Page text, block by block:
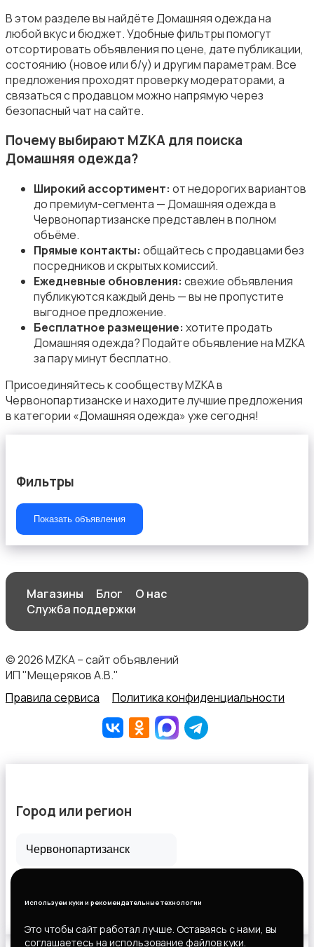
Спецодежда
Спортивная одежда
Футболки и поло
Штаны и шорты
Другое
В этом разделе вы найдёте Домашняя одежда на
любой вкус и бюджет. Удобные фильтры помогут
отсортировать объявления по цене, дате публикации,
состоянию (новое или б/у) и другим параметрам. Все
предложения проходят проверку модераторами, а
связаться с продавцом можно напрямую через
безопасный чат на сайте.
Почему выбирают MZKA для поиска
Домашняя одежда?
Широкий ассортимент: от недорогих вариантов
до премиум-сегмента — Домашняя одежда в
Червонопартизанске представлен в полном
объёме.
Прямые контакты: общайтесь с продавцами без
посредников и скрытых комиссий.
Ежедневные обновления: свежие объявления
публикуются каждый день — вы не пропустите
выгодное предложение.
Бесплатное размещение: хотите продать
Домашняя одежда? Подайте объявление на MZKA
за пару минут бесплатно.
Присоединяйтесь к сообществу MZKA в
Червонопартизанске и находите лучшие предложения
в категории «Домашняя одежда» уже сегодня!
Фильтры
Показать объявления
Магазины Блог
О нас
Служба поддержки
© 2026 MZKA – сайт объявлений
ИП "Мещеряков А.В."
Правила сервиса
Политика конфиденциальности
Используем куки и рекомендательные технологии
Это чтобы сайт работал лучше. Оставаясь с нами, вы
соглашаетесь на использование файлов куки.
Город или регион
Все города